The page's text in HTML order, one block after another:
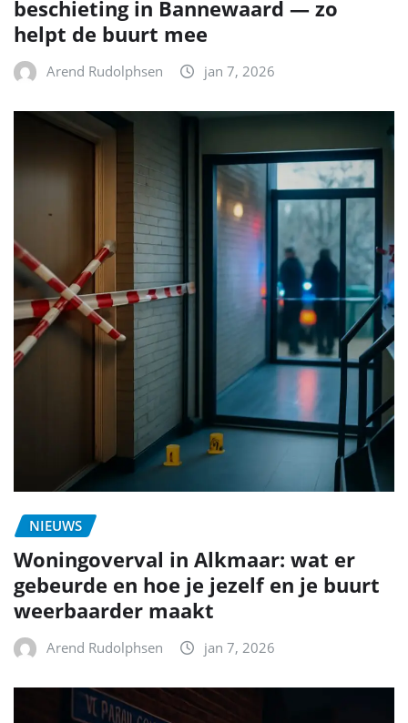
beschieting in Bannewaard — zo
helpt de buurt mee
Arend Rudolphsen jan 7, 2026
NIEUWS
Woningoverval in Alkmaar: wat er
gebeurde en hoe je jezelf en je buurt
weerbaarder maakt
Arend Rudolphsen jan 7, 2026